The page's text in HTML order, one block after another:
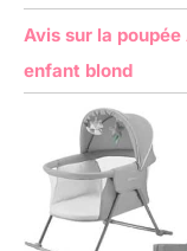
Avis sur la poupée
enfant blond